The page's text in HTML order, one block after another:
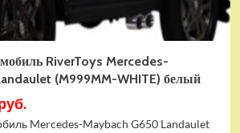
RiverToys Mercedes-
(M999MM-WHITE) белый
Mercedes-Maybach G650 Landaulet